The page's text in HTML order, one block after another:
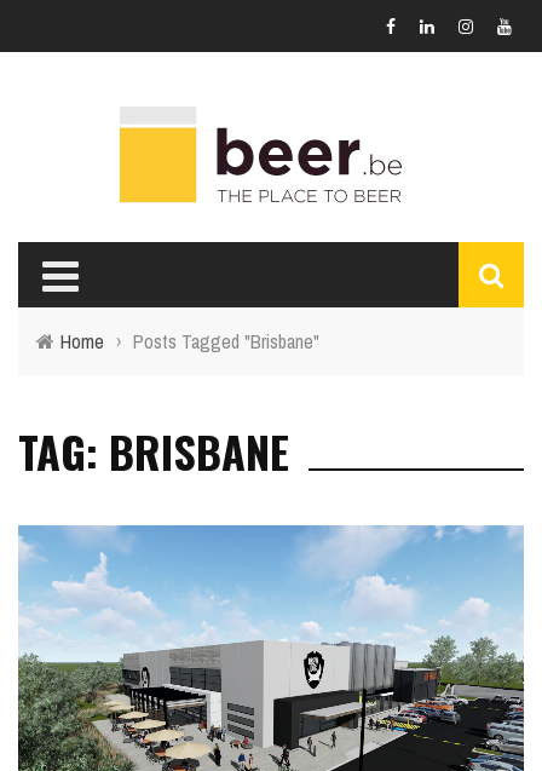
Home › Posts Tagged "Brisbane"
TAG: BRISBANE